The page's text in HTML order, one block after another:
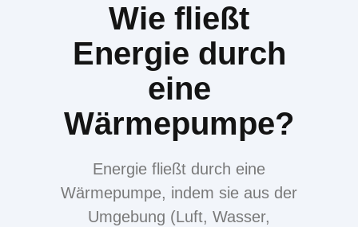
Wie fließt
Energie durch
eine
Wärmepumpe?
Energie fließt durch eine
Wärmepumpe, indem sie aus der
Umgebung (Luft, Wasser,